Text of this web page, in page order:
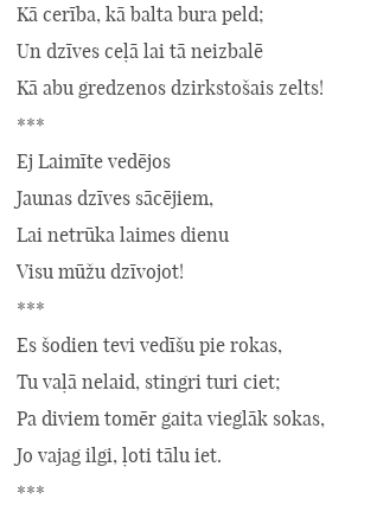
Kā cerība, kā balta bura peld;
Un dzīves ceļā lai tā neizbalē
Kā abu gredzenos dzirkstošais zelts!
***
Ej Laimīte vedējos
Jaunas dzīves sācējiem,
Lai netrūka laimes dienu
Visu mūžu dzīvojot!
***
Es šodien tevi vedīšu pie rokas,
Tu vaļā nelaid, stingri turi ciet;
Pa diviem tomēr gaita vieglāk sokas,
Jo vajag ilgi, ļoti tālu iet.
***